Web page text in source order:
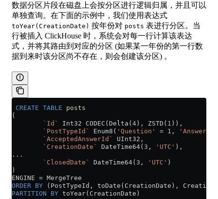
数据分区片段在磁盘上会按分区进行逻辑归属，并且可以
单独查询。在下面的示例中，我们使用表达式
toYear(CreationDate) 按年份对 posts 表进行分区。当
行被插入 ClickHouse 时，系统会对每一行计算该表达
式，并将其路由到对应的分区 (如果某一年份的第一行数
据到来时该分区尚不存在，则会创建该分区) 。
CREATE TABLE posts
(
        `Id`
Int32 CODEC(Delta( 4 ), ZSTD( 1 )),
        `PostTypeId`
Enum8( 'Question' = 1 , 'Answer'
        `AcceptedAnswerId`
UInt32,
        `CreationDate`
DateTime64( 3 , 'UTC' ),
...
        `ClosedDate`
DateTime64( 3 , 'UTC' )
)
ENGINE = MergeTree
ORDER BY (PostTypeId, toDate(CreationDate),
PARTITION BY toYear(CreationDate)